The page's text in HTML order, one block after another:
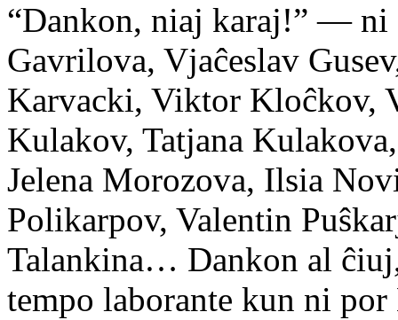
“Dankon, niaj karaj!” — ni
Gavrilova, Vjaĉeslav
Karvacki, Viktor Kloĉkov,
Kulakov, Tatjana
Jelena Morozova, Ilsia
Polikarpov, Valentin
Talankina… Dankon al
tempo laborante kun ni por